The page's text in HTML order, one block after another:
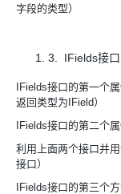
字段的类型）
3. IFields接口
IFields接口的第一个
返回类型为IField）
IFields接口的第二个
利用上面两个接口并
接口）
IFields接口的第三个